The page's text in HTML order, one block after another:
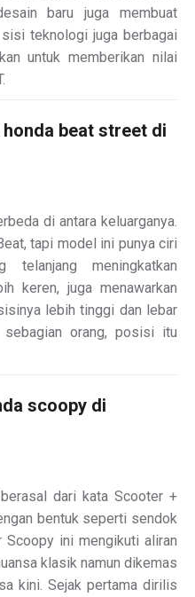
baru juga membuat
teknologi juga berbagai
untuk memberikan nilai
beat street di
di antara keluarganya.
tapi model ini punya ciri
telanjang meningkatkan
keren, juga menawarkan
lebih tinggi dan lebar
orang, posisi itu
scoopy di
dari kata Scooter +
bentuk seperti sendok
ini mengikuti aliran
klasik namun dikemas
kini. Sejak pertama dirilis